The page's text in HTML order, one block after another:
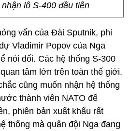
lô S-400 đầu tiên
vấn của Đài Sputnik, phi
Vladimir Popov của Nga
nói dối. Các hệ thống S-300
tâm lớn trên toàn thế giới.
cũng muốn nhận hệ thống
thành viên NATO để
phiên bản xuất khẩu rất
thống mà quân đội Nga đang